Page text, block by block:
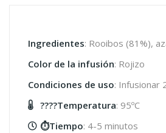
Ingredientes: Rooibos (81%),
Color de la infusión: Rojizo
Condiciones de uso: Infusionar
????️Temperatura: 95ºC
⏱️Tiempo: 4-5 minutos